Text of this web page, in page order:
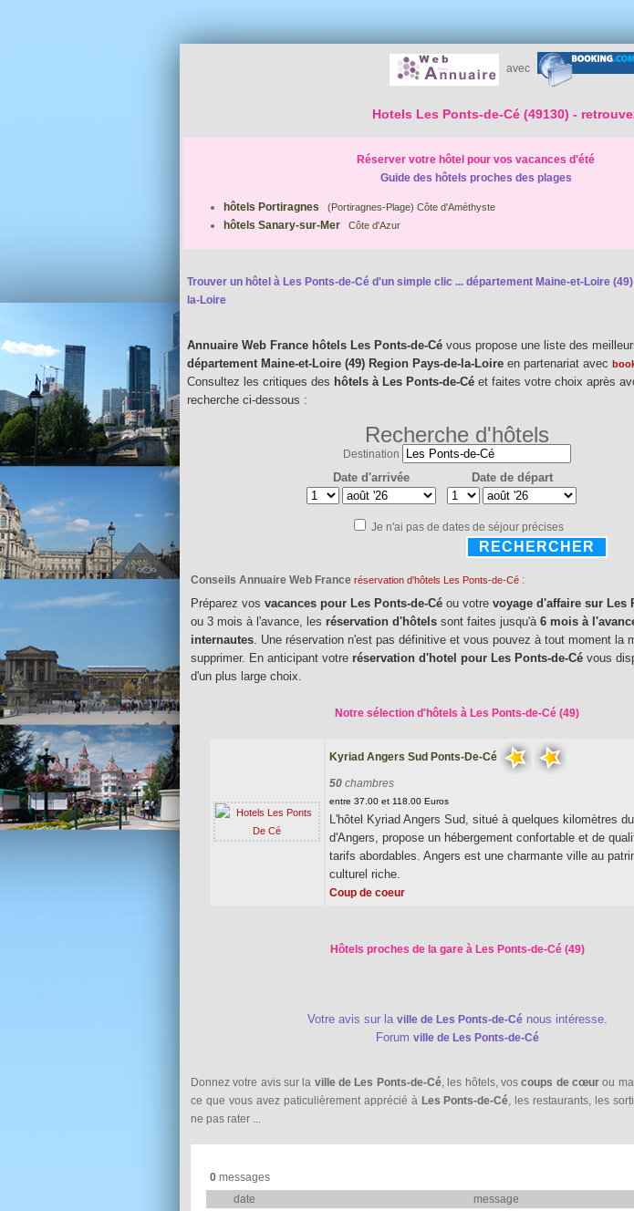
avec
Hotels Les Ponts-de-Cé (49130) -
Réserver votre hôtel pour vos vacances d'été
Guide des hôtels proches des plages
hôtels Portiragnes (Portiragnes-Plage) Côte d'Améthyste
hôtels Sanary-sur-Mer Côte d'Azur
Trouver un hôtel à Les Ponts-de-Cé d'un simple clic ... département Maine-et-Loire
la-Loire
Annuaire Web France hôtels Les Ponts-de-Cé vous propose une liste des
département Maine-et-Loire (49) Region Pays-de-la-Loire en partenariat avec
Consultez les critiques des hôtels à Les Ponts-de-Cé et faites votre choix après
recherche ci-dessous :
Recherche d'hôtels
Destination
Date d'arrivée Date de départ
Je n'ai pas de dates de séjour précises
RECHERCHER
Conseils Annuaire Web France réservation d'hôtels Les Ponts-de-Cé :
Préparez vos vacances pour Les Ponts-de-Cé ou votre voyage d'affaire sur Les
ou 3 mois à l'avance, les réservation d'hôtels sont faites jusqu'à 6 mois à
internautes . Une réservation n'est pas définitive et vous pouvez à tout moment la
supprimer. En anticipant votre réservation d'hotel pour Les Ponts-de-Cé vous
d'un plus large choix.
Notre sélection d'hôtels à Les Ponts-de-Cé (49)
Kyriad Angers Sud Ponts-De-Cé
50 chambres
entre 37.00 et 118.00 Euros
L'hôtel Kyriad Angers Sud, situé à quelques kilomètres
d'Angers, propose un hébergement confortable et de
tarifs abordables. Angers est une charmante ville au
culturel riche.
Coup de coeur
Hôtels proches de la gare à Les Ponts-de-Cé (49)
Votre avis sur la ville de Les Ponts-de-Cénous intéresse.
Forum ville de Les Ponts-de-Cé
Donnez votre avis sur la ville de Les Ponts-de-Cé, les hôtels, voscoups de cœurou
ce que vous avez paticulièrement apprécié à Les Ponts-de-Cé, les restaurants, les
ne pas rater ...
0messages
date
message